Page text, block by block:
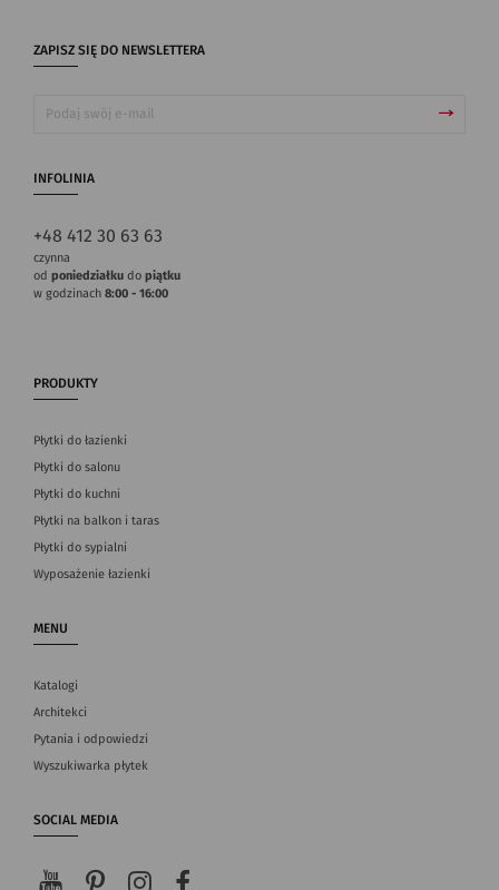
ZAPISZ SIĘ DO NEWSLETTERA
INFOLINIA
+48 412 30 63 63
czynna
od poniedziałku do piątku
w godzinach 8:00 - 16:00
PRODUKTY
Płytki do łazienki
Płytki do salonu
Płytki do kuchni
Płytki na balkon i taras
Płytki do sypialni
Wyposażenie łazienki
MENU
Katalogi
Architekci
Pytania i odpowiedzi
Wyszukiwarka płytek
SOCIAL MEDIA